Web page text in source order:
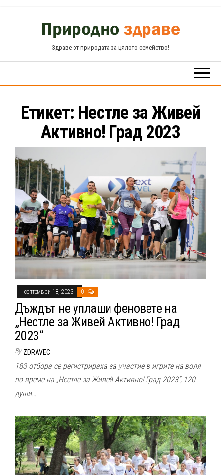
Здраве от природата за цялото семейство!
Етикет: Нестле за Живей
Активно! Град 2023
септември 18, 2023 0
Дъждът не уплаши феновете на
„Нестле за Живей Активно! Град
2023“
By ZDRAVEC
183 отбора се регистрираха за участие в игрите на воля
по време на „Нестле за Живей Активно! Град 2023“, 120
души…